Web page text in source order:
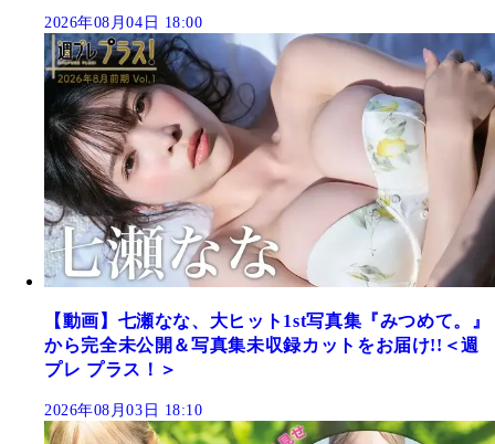
2026年08月04日 18:00
【動画】七瀬なな、大ヒット1st写真集『みつめて。』
から完全未公開＆写真集未収録カットをお届け!!＜週
プレ プラス！＞
2026年08月03日 18:10